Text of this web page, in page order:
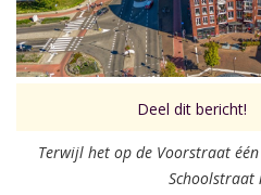
Deel dit bericht!
Terwijl het op de Voorstraat
Schoolstraat